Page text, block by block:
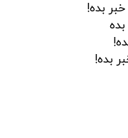
بده!
بده!